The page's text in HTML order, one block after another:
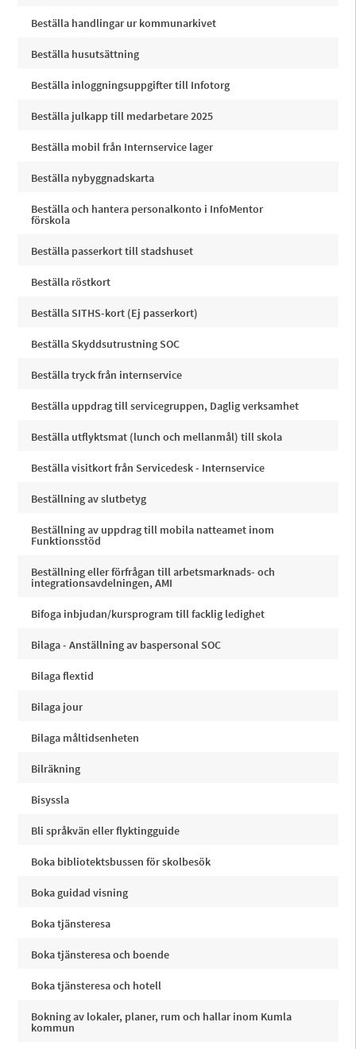
Beställa handlingar ur kommunarkivet
Beställa husutsättning
Beställa inloggningsuppgifter till Infotorg
Beställa julkapp till medarbetare 2025
Beställa mobil från Internservice lager
Beställa nybyggnadskarta
Beställa och hantera personalkonto i InfoMentor
förskola
Beställa passerkort till stadshuset
Beställa röstkort
Beställa SITHS-kort (Ej passerkort)
Beställa Skyddsutrustning SOC
Beställa tryck från internservice
Beställa uppdrag till servicegruppen, Daglig verksamhet
Beställa utflyktsmat (lunch och mellanmål) till skola
Beställa visitkort från Servicedesk - Internservice
Beställning av slutbetyg
Beställning av uppdrag till mobila natteamet inom
Funktionsstöd
Beställning eller förfrågan till arbetsmarknads- och
integrationsavdelningen, AMI
Bifoga inbjudan/kursprogram till facklig ledighet
Bilaga - Anställning av baspersonal SOC
Bilaga flextid
Bilaga jour
Bilaga måltidsenheten
Bilräkning
Bisyssla
Bli språkvän eller flyktingguide
Boka bibliotektsbussen för skolbesök
Boka guidad visning
Boka tjänsteresa
Boka tjänsteresa och boende
Boka tjänsteresa och hotell
Bokning av lokaler, planer, rum och hallar inom Kumla
kommun